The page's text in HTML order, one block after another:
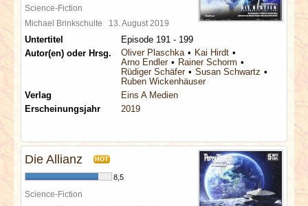
Science-Fiction
Michael Brinkschulte 13. August 2019
Untertitel
Episode 191 - 199
Autor(en) oder Hrsg.
Oliver Plaschka
Kai Hirdt
Arno Endler
Rainer Schorm
Rüdiger Schäfer
Susan Schwartz
Ruben Wickenhäuser
Verlag
Eins A Medien
Erscheinungsjahr
2019
Die Allianz HOT
8,5
Science-Fiction